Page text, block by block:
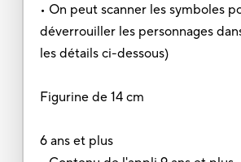
• On peut scanner les symboles
déverrouiller les personnages
les détails ci-dessous)
Figurine de 14 cm
6 ans et plus